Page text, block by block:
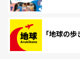
「地球の